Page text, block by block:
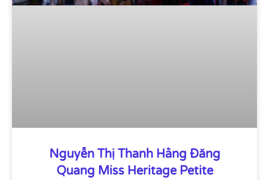
Nguyễn Thị Thanh Hằng Đăng
Quang Miss Heritage Petite